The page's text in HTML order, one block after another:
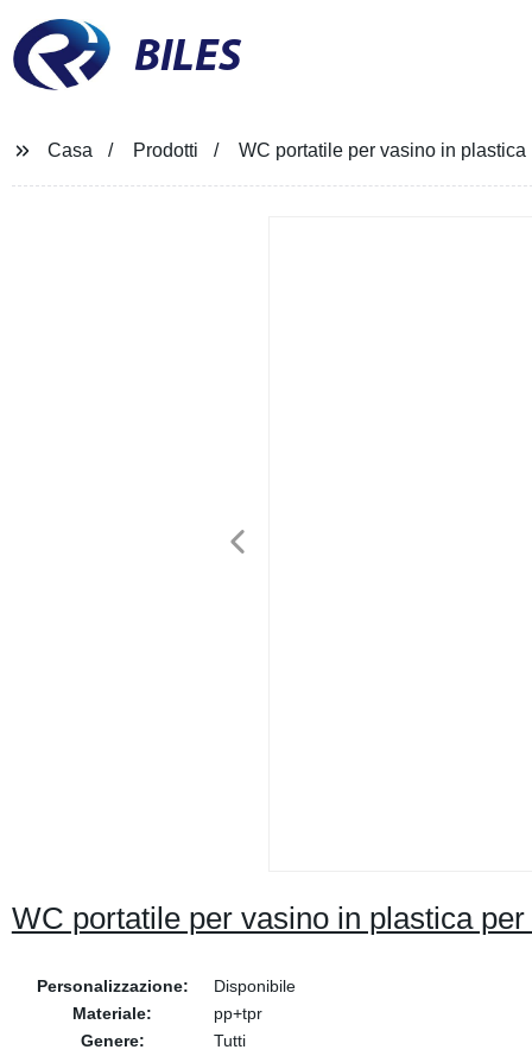
BILES
Casa Prodotti WC portatile per vasino in plastica
WC portatile per vasino in plastica
Personalizzazione:
Disponibile
Materiale:
pp+tpr
Genere:
Tutti